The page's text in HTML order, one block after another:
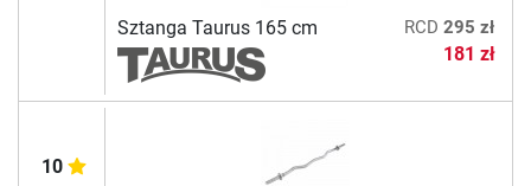
Sztanga Taurus 165 cm RCD 295 zł
181 zł
10